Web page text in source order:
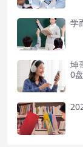
学
坤
0